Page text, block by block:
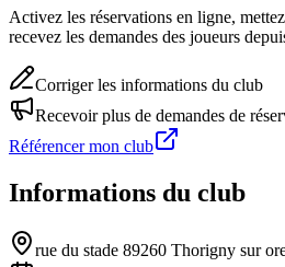
Activez les réservations en ligne,
recevez les demandes des joueurs
Corriger les informations du club
Recevoir plus de demandes de
Référencer mon club
Informations du club
rue du stade 89260 Thorigny sur